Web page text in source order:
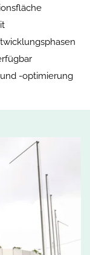
-optimierung